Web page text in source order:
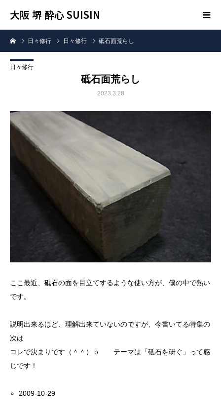
大阪 堺 酔心 SUISIN
日々修行 日々修行 砥石面荒らし
日々修行
砥石面荒らし
2023.3.28
ここ最近、砥石の面を目立てするような使い方が、僕の中で熱い
です。
説明出来るほど、理解出来ていないのですが、今書いてる特集の
次は
コレで決まりです（＾＾）ｂ テーマは「砥石を研ぐ」って感
じです！
2009-10-29